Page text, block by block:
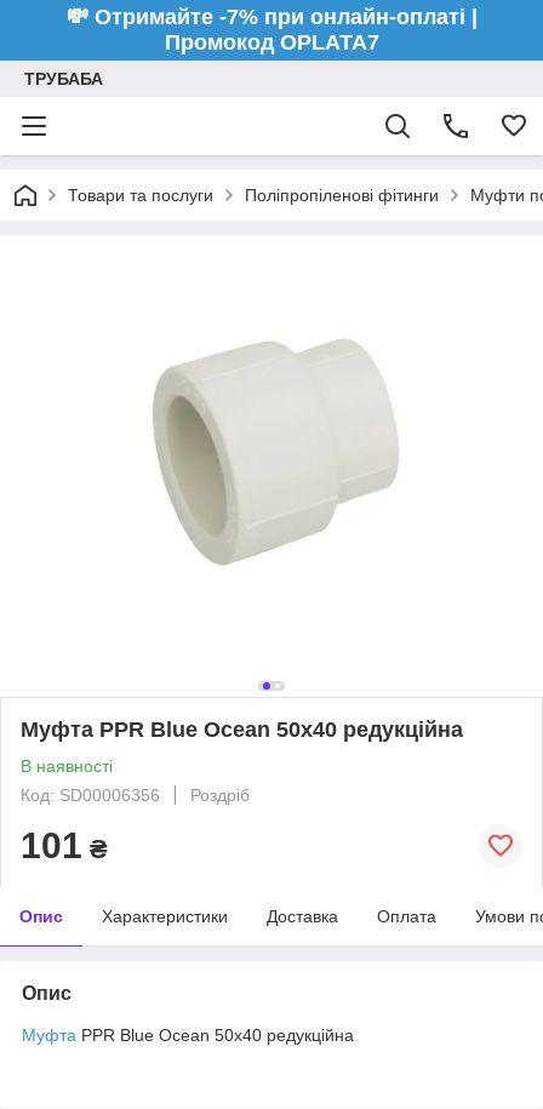
💸 Отримайте -7% при онлайн-оплаті |
Промокод OPLATA7
ТРУБАБА
Товари та послуги Поліпропіленові фітинги Муфти
Муфта PPR Blue Ocean 50х40 редукційна
В наявності
Код: SD00006356
Роздріб
101 ₴
Опис Характеристики Доставка Оплата Умови
Опис
Муфта PPR Blue Ocean 50х40 редукційна